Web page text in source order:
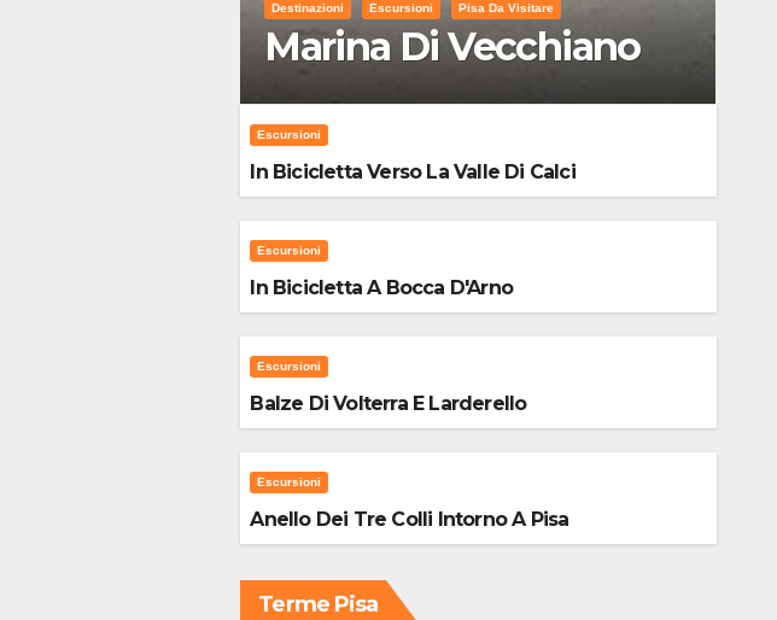
Destinazioni Escursioni Pisa Da Visitare
Marina Di Vecchiano
Escursioni
In Bicicletta Verso La Valle Di Calci
Escursioni
In Bicicletta A Bocca D'Arno
Escursioni
Balze Di Volterra E Larderello
Escursioni
Anello Dei Tre Colli Intorno A Pisa
Terme Pisa